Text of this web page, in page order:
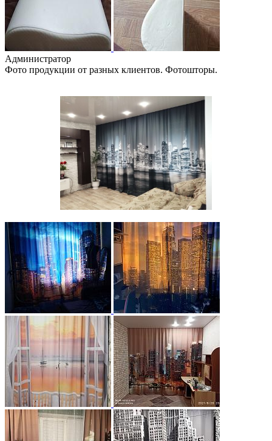
Администратор
Фото продукции от разных клиентов. Фотошторы.